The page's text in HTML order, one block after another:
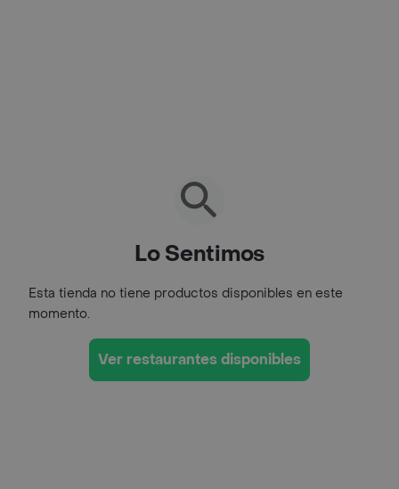
Lo Sentimos
Esta tienda no tiene productos disponibles en este
momento.
Ver restaurantes disponibles